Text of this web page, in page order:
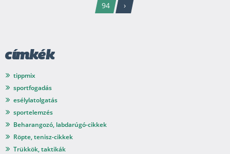
94
›
címkék
tippmix
sportfogadás
esélylatolgatás
sportelemzés
Beharangozó, labdarúgó-cikkek
Röpte, tenisz-cikkek
Trükkök, taktikák